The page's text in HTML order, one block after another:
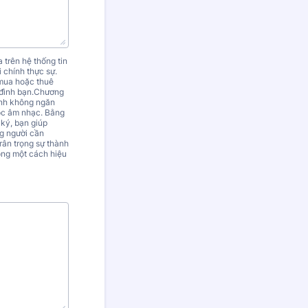
trên hệ thống tin
chính thực sự.
hoặc thuê
bạn.Chương
không ngăn
âm nhạc. Bằng
bạn giúp
người cần
trọng sự thành
một cách hiệu